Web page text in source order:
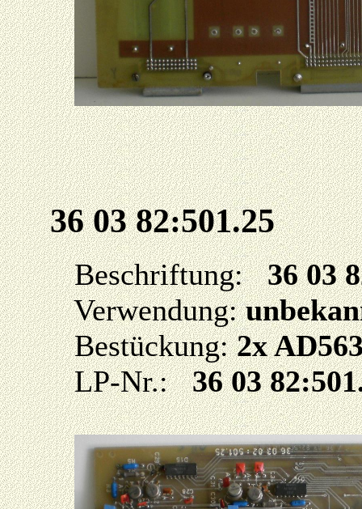
36 03 82:501.25
Beschriftung:36 03
Verwendung:
Bestückung:2x
LP-Nr.:36 03